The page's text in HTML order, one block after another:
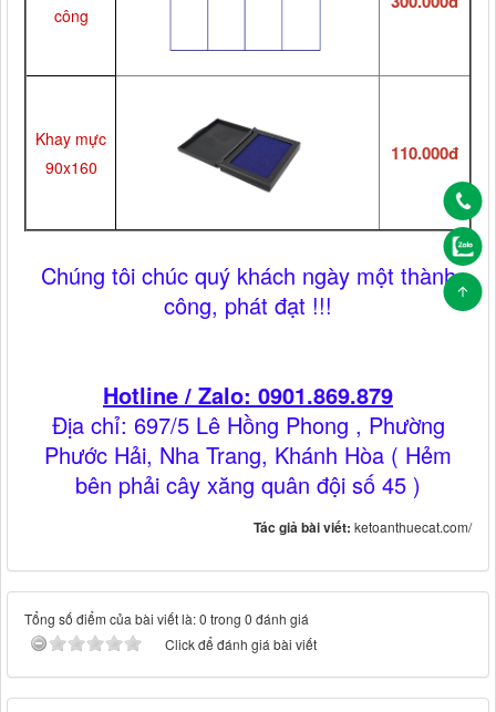
công
Khay mực
90x160
110.000đ
Chúng tôi chúc quý khách ngày một thành
công, phát đạt !!!
Hotline / Zalo: 0901.869.879
Địa chỉ: 697/5 Lê Hồng Phong , Phường
Phước Hải, Nha Trang, Khánh Hòa ( Hẻm
bên phải cây xăng quân đội số 45 )
Tác giả bài viết: ketoanthuecat.com/
Tổng số điểm của bài viết là: 0 trong 0 đánh giá
Click để đánh giá bài viết